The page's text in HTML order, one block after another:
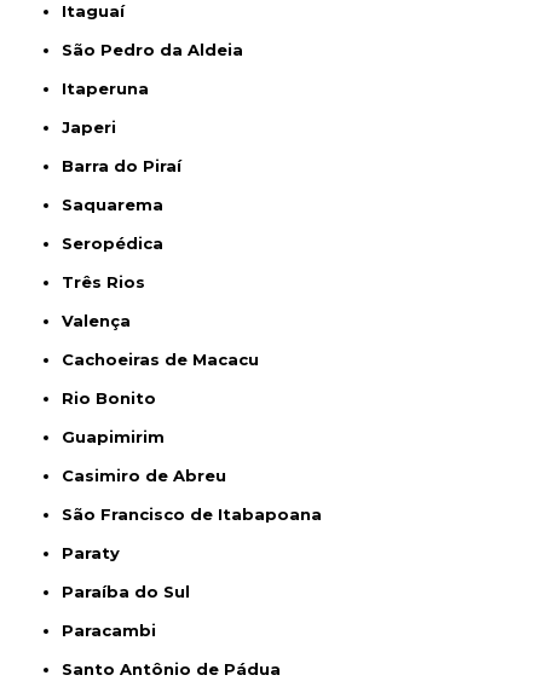
Itaguaí
São Pedro da Aldeia
Itaperuna
Japeri
Barra do Piraí
Saquarema
Seropédica
Três Rios
Valença
Cachoeiras de Macacu
Rio Bonito
Guapimirim
Casimiro de Abreu
São Francisco de Itabapoana
Paraty
Paraíba do Sul
Paracambi
Santo Antônio de Pádua